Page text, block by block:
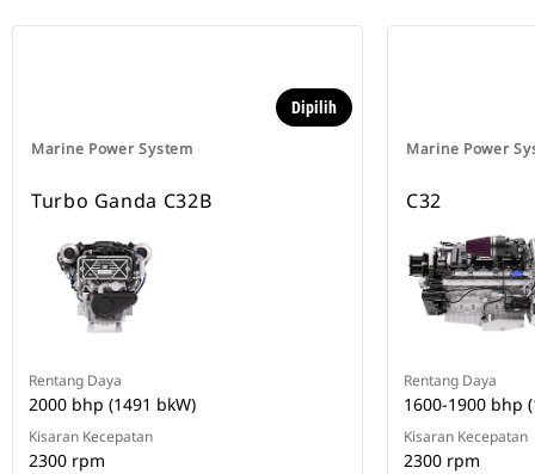
Marine Power System
Dipilih
Turbo Ganda C32B
Rentang Daya
2000 bhp (1491 bkW)
Kisaran Kecepatan
2300 rpm
Marine Power
C32
Rentang Daya
1600-1900 bhp
Kisaran Kecepatan
2300 rpm